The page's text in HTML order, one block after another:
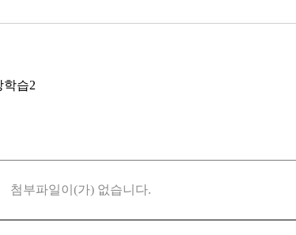
학습2
첨부파일이(가) 없습니다.